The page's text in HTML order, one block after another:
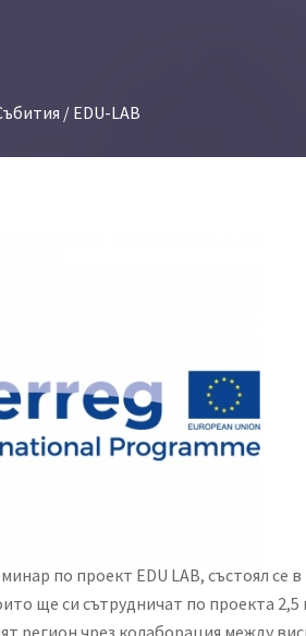
/ EDU-LAB
по проект EDU LAB, състоял се
ще си сътрудничат по проекта 2,5
чрез колаборация между